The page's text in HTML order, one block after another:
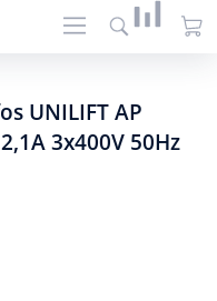
UNILIFT AP
3x400V 50Hz